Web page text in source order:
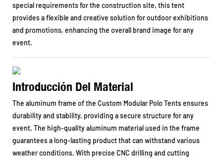
special requirements for the construction site, this tent
provides a flexible and creative solution for outdoor exhibitions
and promotions, enhancing the overall brand image for any
event.
Introducción Del Material
The aluminum frame of the Custom Modular Polo Tents ensures
durability and stability, providing a secure structure for any
event. The high-quality aluminum material used in the frame
guarantees a long-lasting product that can withstand various
weather conditions. With precise CNC drilling and cutting